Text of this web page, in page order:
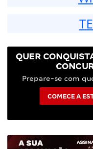
QUER
Prepare-se com
COMECE A